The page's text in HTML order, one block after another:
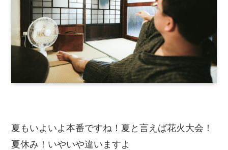
夏もいよいよ本番ですね！夏と言えば花火大会！
夏休み！いやいや違いますよ